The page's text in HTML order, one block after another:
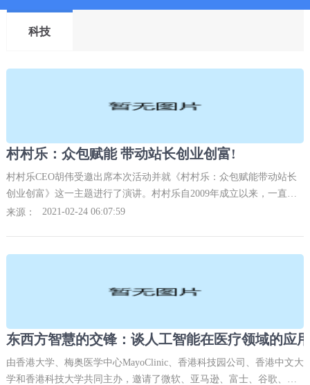
科技
村村乐：众包赋能 带动站长创业创富!
村村乐CEO胡伟受邀出席本次活动并就《村村乐：众包赋能带动站长
创业创富》这一主题进行了演讲。村村乐自2009年成立以来，一直致
力打造“基于熟人社会的新型农村互联网平台”，加强城乡连接，服务
来源： 2021-02-24 06:07:59
东西方智慧的交锋：谈人工智能在医疗领域的应
由香港大学、梅奥医学中心MayoClinic、香港科技园公司、香港中文大
学和香港科技大学共同主办，邀请了微软、亚马逊、富士、谷歌、华